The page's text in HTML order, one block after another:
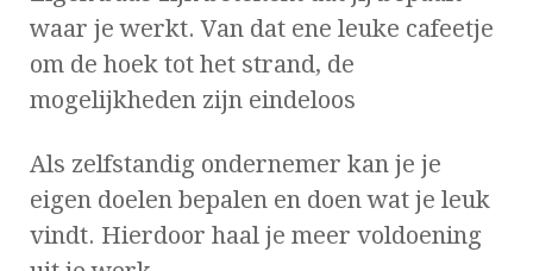
waar je werkt. Van dat ene leuke cafeetje
om de hoek tot het strand, de
mogelijkheden zijn eindeloos
Als zelfstandig ondernemer kan je je
eigen doelen bepalen en doen wat je leuk
vindt. Hierdoor haal je meer voldoening